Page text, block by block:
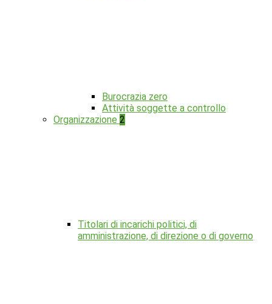
Burocrazia zero
Attività soggette a controllo
Organizzazione 2
Titolari di incarichi politici, di
amministrazione, di direzione o di governo